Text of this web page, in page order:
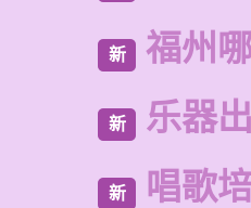
新 福州
新 乐器
新 唱歌